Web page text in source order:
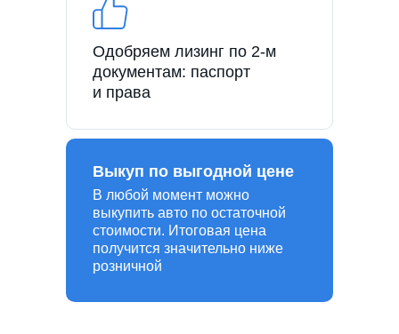
Одобряем лизинг по 2-м
документам: паспорт
и права
В любой момент можно
выкупить авто по остаточной
стоимости. Итоговая цена
получится значительно ниже
розничной
Выкуп по выгодной цене